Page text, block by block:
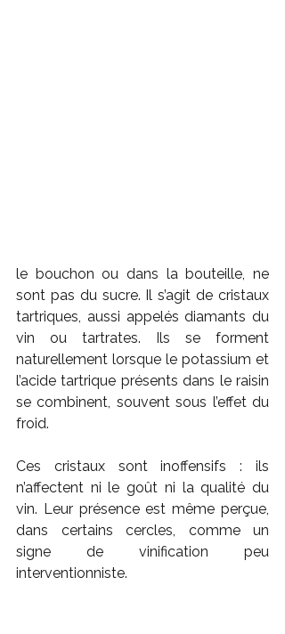
le bouchon ou dans la bouteille, ne
sont pas du sucre. Il s’agit de cristaux
tartriques, aussi appelés diamants du
vin ou tartrates. Ils se forment
naturellement lorsque le potassium et
l’acide tartrique présents dans le raisin
se combinent, souvent sous l’effet du
froid.
Ces cristaux sont inoffensifs : ils
n’affectent ni le goût ni la qualité du
vin. Leur présence est même perçue,
dans certains cercles, comme un
signe de vinification peu
interventionniste.